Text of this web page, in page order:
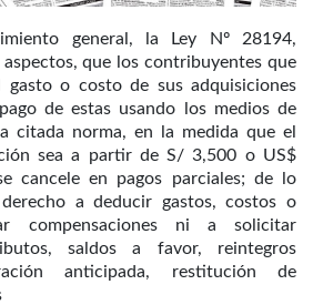
general, la Ley Nº 28194,
que los contribuyentes que
gasto o costo de sus adquisiciones
de estas usando los medios de
citada norma, en la medida que el
sea a partir de S/ 3,500 o US$
cancele en pagos parciales; de lo
a deducir gastos, costos o
compensaciones ni a solicitar
saldos a favor, reintegros
anticipada, restitución de